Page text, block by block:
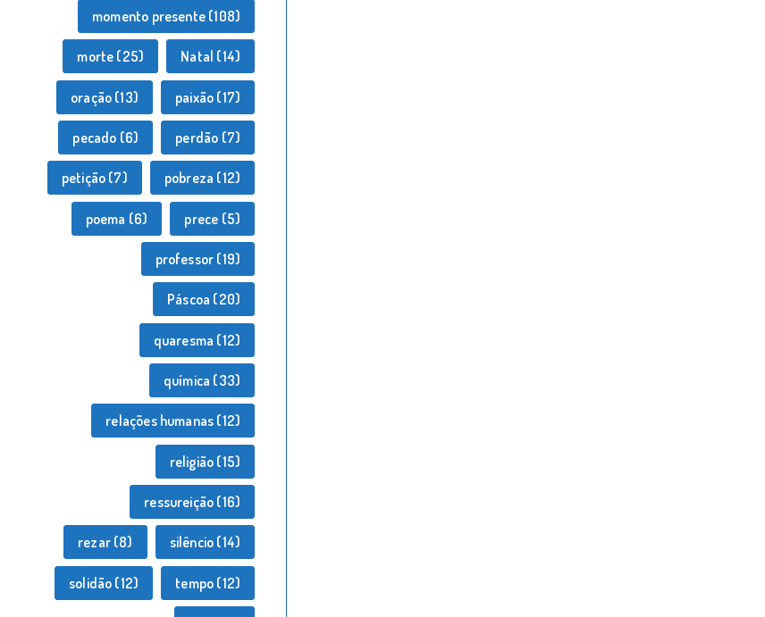
momento presente (108)
morte (25) Natal (14)
oração (13) paixão (17)
pecado (6) perdão (7)
petição (7) pobreza (12)
poema (6) prece (5)
professor (19)
Páscoa (20)
quaresma (12)
química (33)
relações humanas (12)
religião (15)
ressureição (16)
rezar(8) silêncio (14)
solidão (12) tempo (12)